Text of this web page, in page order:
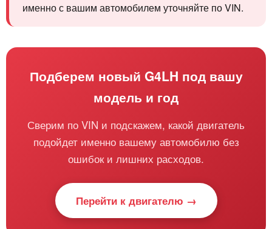
именно с вашим автомобилем уточняйте по VIN.
Подберем новый G4LH под вашу
модель и год
Сверим по VIN и подскажем, какой двигатель
подойдет именно вашему автомобилю без
ошибок и лишних расходов.
Перейти к двигателю →